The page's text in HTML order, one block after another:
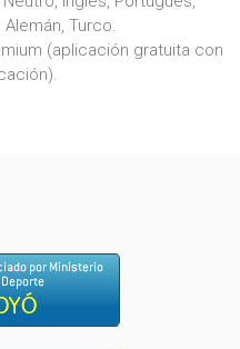
Turco.
(aplicación gratuita con